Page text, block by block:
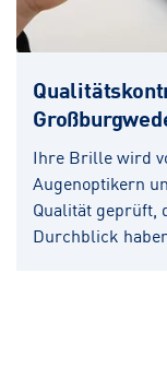
Ihre Brille wird
Augenoptikern
Qualität geprüft,
Durchblick